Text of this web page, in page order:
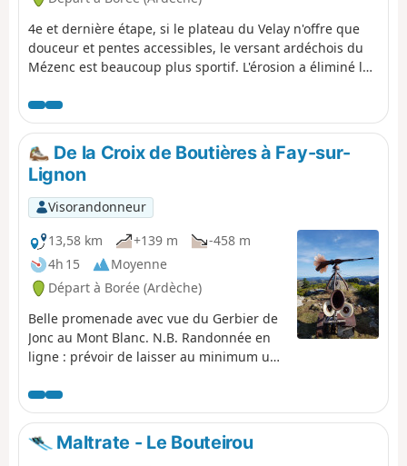
4e et dernière étape, si le plateau du Velay n'offre que
douceur et pentes accessibles, le versant ardéchois du
Mézenc est beaucoup plus sportif. L'érosion a éliminé les
cheminées magmatiques, et ne subsistent désormais
que des éminences difficilement accessibles, à l'image
du plus célèbre des sucs, le Mont Gerbier de Jonc. Mais
heureusement, il existe aussi des chemins qui
permettent de retrouver les hauteurs de façon bien
agréable.
De la Croix de Boutières à Fay-sur-
Lignon
Visorandonneur
13,58 km
+139 m
-458 m
4h 15
Moyenne
Départ à Borée (Ardèche)
Belle promenade avec vue du Gerbier de
Jonc au Mont Blanc. N.B. Randonnée en
ligne : prévoir de laisser au minimum un
Maltrate - Le Bouteirou